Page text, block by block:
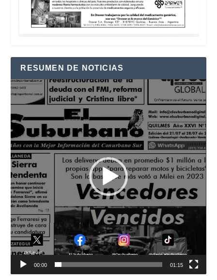
RESUMEN DE NOTICIAS
Reproductor
de
vídeo
00:00 01:15